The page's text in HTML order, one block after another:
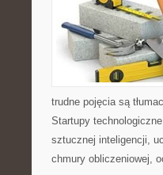
trudne pojęcia są
Startupy
sztucznej inteligencji,
chmury obliczeniowej,